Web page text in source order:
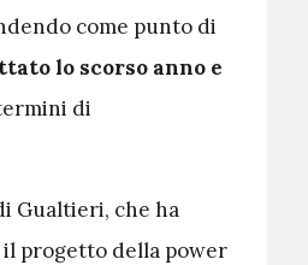
come punto di
lo scorso anno e
di
Gualtieri, che ha
progetto della power